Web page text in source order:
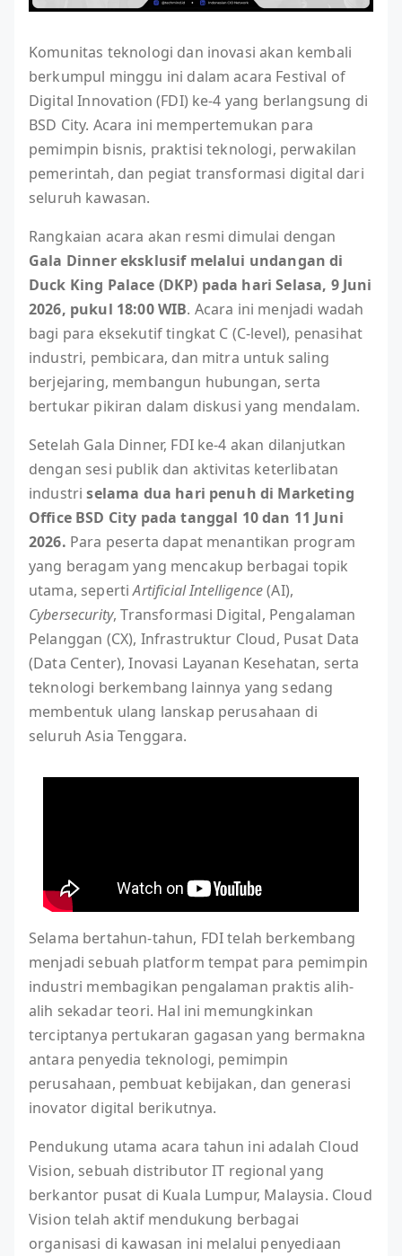
Komunitas teknologi dan inovasi akan kembali
berkumpul minggu ini dalam acara Festival of
Digital Innovation (FDI) ke-4 yang berlangsung di
BSD City. Acara ini mempertemukan para
pemimpin bisnis, praktisi teknologi, perwakilan
pemerintah, dan pegiat transformasi digital dari
seluruh kawasan.
Rangkaian acara akan resmi dimulai dengan
Gala Dinner eksklusif melalui undangan di
Duck King Palace (DKP) pada hari Selasa, 9 Juni
2026, pukul 18:00 WIB. Acara ini menjadi wadah
bagi para eksekutif tingkat C (C-level), penasihat
industri, pembicara, dan mitra untuk saling
berjejaring, membangun hubungan, serta
bertukar pikiran dalam diskusi yang mendalam.
Setelah Gala Dinner, FDI ke-4 akan dilanjutkan
dengan sesi publik dan aktivitas keterlibatan
industriselama dua hari penuh di Marketing
Office BSD City pada tanggal 10 dan 11 Juni
2026. Para peserta dapat menantikan program
yang beragam yang mencakup berbagai topik
utama, sepertiArtificial Intelligence(AI),
Cybersecurity, Transformasi Digital, Pengalaman
Pelanggan (CX), Infrastruktur Cloud, Pusat Data
(Data Center), Inovasi Layanan Kesehatan, serta
teknologi berkembang lainnya yang sedang
membentuk ulang lanskap perusahaan di
seluruh Asia Tenggara.
Selama bertahun-tahun, FDI telah berkembang
menjadi sebuah platform tempat para pemimpin
industri membagikan pengalaman praktis alih-
alih sekadar teori. Hal ini memungkinkan
terciptanya pertukaran gagasan yang bermakna
antara penyedia teknologi, pemimpin
perusahaan, pembuat kebijakan, dan generasi
inovator digital berikutnya.
Pendukung utama acara tahun ini adalah Cloud
Vision, sebuah distributor IT regional yang
berkantor pusat di Kuala Lumpur, Malaysia. Cloud
Vision telah aktif mendukung berbagai
organisasi di kawasan ini melalui penyediaan